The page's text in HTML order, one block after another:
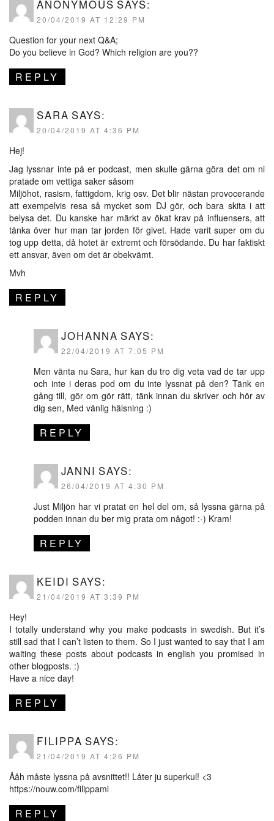
ANONYMOUS SAYS:
20/04/2019 AT 12:29 PM
Question for your next Q&A;
Do you believe in God? Which religion are you??
REPLY
SARA SAYS:
20/04/2019 AT 4:36 PM
Hej!
Jag lyssnar inte på er podcast, men skulle gärna göra det om ni
pratade om vettiga saker såsom
Miljöhot, rasism, fattigdom, krig osv. Det blir nästan provocerande
att exempelvis resa så mycket som DJ gör, och bara skita i att
belysa det. Du kanske har märkt av ökat krav på influensers, att
tänka över hur man tar jorden för givet. Hade varit super om du
tog upp detta, då hotet är extremt och försödande. Du har faktiskt
ett ansvar, även om det är obekvämt.
Mvh
REPLY
JOHANNA SAYS:
22/04/2019 AT 7:05 PM
Men vänta nu Sara, hur kan du tro dig veta vad de tar upp
och inte i deras pod om du inte lyssnat på den? Tänk en
gång till, gör om gör rätt, tänk innan du skriver och hör av
dig sen, Med vänlig hälsning :)
REPLY
JANNI SAYS:
26/04/2019 AT 4:30 PM
Just Miljön har vi pratat en hel del om, så lyssna gärna på
podden innan du ber mig prata om något! :-) Kram!
REPLY
KEIDI SAYS:
21/04/2019 AT 3:39 PM
Hey!
I totally understand why you make podcasts in swedish. But it’s
still sad that I can’t listen to them. So I just wanted to say that I am
waiting these posts about podcasts in english you promised in
other blogposts. :)
Have a nice day!
REPLY
FILIPPA SAYS:
21/04/2019 AT 4:26 PM
Ååh måste lyssna på avsnittet!! Låter ju superkul! <3
https://nouw.com/filippaml
REPLY